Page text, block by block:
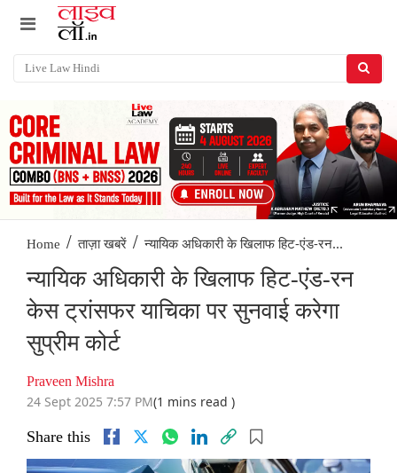
Home / ताज़ा खबरें / न्यायिक अधिकारी के खिलाफ हिट-एंड-रन...
न्यायिक अधिकारी के खिलाफ हिट-एंड-रन
केस ट्रांसफर याचिका पर सुनवाई करेगा
सुप्रीम कोर्ट
Praveen Mishra
24 Sept 2025 7:57 PM(1 mins read )
Share this